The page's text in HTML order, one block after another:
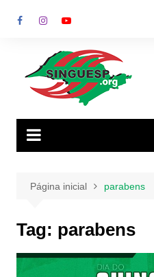
para
Página inicial parabens
Tag: parabens